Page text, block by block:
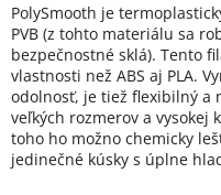
PolySmooth je
PVB (z tohto materiálu sa
bezpečnostné sklá). Tento
vlastnosti než ABS aj PLA.
odolnosť, je tiež flexibilný a
veľkých rozmerov a vysokej
toho ho možno chemicky
jedinečné kúsky s úplne